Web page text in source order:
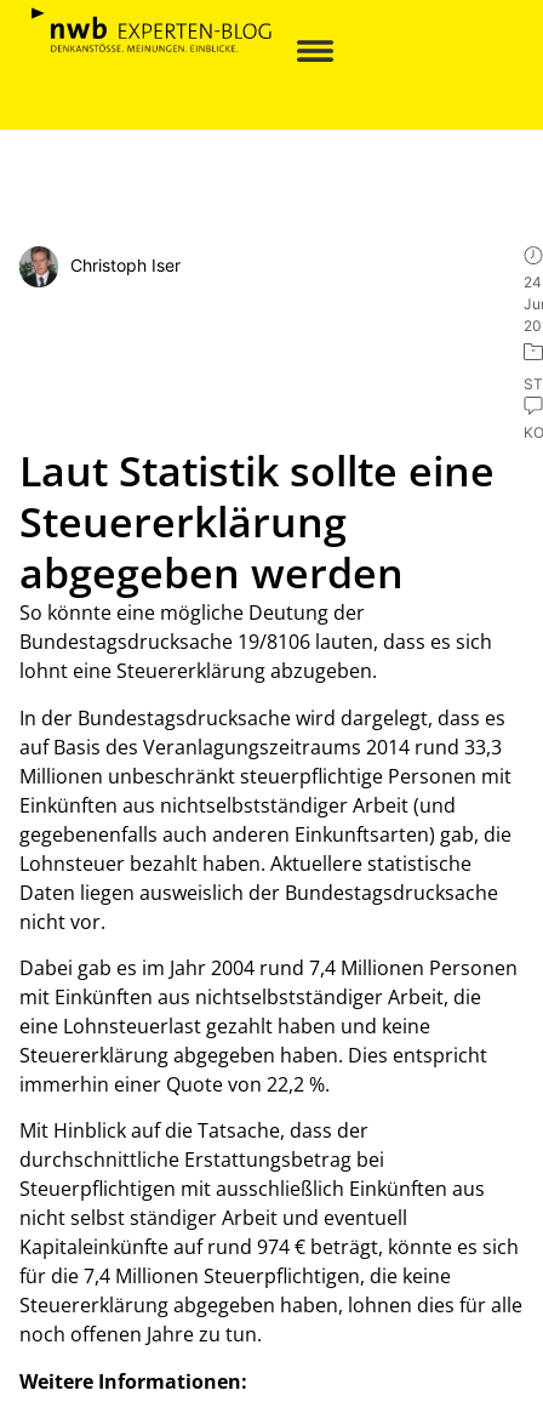
Christoph Iser
Laut Statistik sollte eine
Steuererklärung
abgegeben werden
So könnte eine mögliche Deutung der
Bundestagsdrucksache 19/8106 lauten, dass es sich
lohnt eine Steuererklärung abzugeben.
In der Bundestagsdrucksache wird dargelegt, dass es
auf Basis des Veranlagungszeitraums 2014 rund 33,3
Millionen unbeschränkt steuerpflichtige Personen mit
Einkünften aus nichtselbstständiger Arbeit (und
gegebenenfalls auch anderen Einkunftsarten) gab, die
Lohnsteuer bezahlt haben. Aktuellere statistische
Daten liegen ausweislich der Bundestagsdrucksache
nicht vor.
Dabei gab es im Jahr 2004 rund 7,4 Millionen Personen
mit Einkünften aus nichtselbstständiger Arbeit, die
eine Lohnsteuerlast gezahlt haben und keine
Steuererklärung abgegeben haben. Dies entspricht
immerhin einer Quote von 22,2 %.
Mit Hinblick auf die Tatsache, dass der
durchschnittliche Erstattungsbetrag bei
Steuerpflichtigen mit ausschließlich Einkünften aus
nicht selbst ständiger Arbeit und eventuell
Kapitaleinkünfte auf rund 974 € beträgt, könnte es sich
für die 7,4 Millionen Steuerpflichtigen, die keine
Steuererklärung abgegeben haben, lohnen dies für alle
noch offenen Jahre zu tun.
Weitere Informationen: